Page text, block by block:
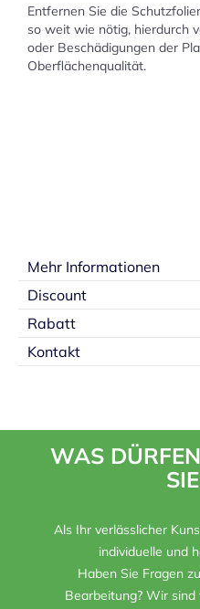
Entfernen Sie die
so weit wie nötig, hierdurch
oder Beschädigungen der
Oberflächenqualität.
Mehr Informationen
Discount
Rabatt
Kontakt
WAS
Als Ihr verlässlicher
individuelle und
Haben Sie Fragen
Bearbeitung? Wir